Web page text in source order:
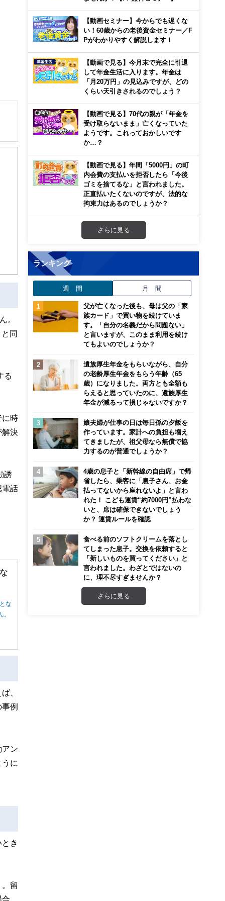
き
。
同
る
に時
解決
誘
電話
な
。
、
例
アン
に
き
留
合
【動画セミナー】今からでも遅くな
い！60歳からの老後資金セミナー／F
Pがわかりやすく解説します！
【動画で見る】今月末で完全に引退
して年金生活に入ります。年金は
「月20万円」の見込みですが、どの
くらい天引きされるのでしょう？
【動画で見る】70代の親が「年金を
受け取らないまま」亡くなっていた
ようです。これっておかしいです
か…？
【動画で見る】年間「5000円」の町
内会費の支払いを拒否したら「今後
ゴミを捨てるな」と言われました。
正直払いたくないのですが、法的な
拘束力はあるのでしょうか？
さらに見る
ランキング
週 間 月 間
父が亡くなった後も、母は父の「家
族カード」で買い物を続けていま
す。「自分の名義だから問題ない」
と言いますが、このまま利用を続け
てもよいのでしょうか？
遺族厚生年金をもらいながら、自分
の老齢厚生年金をもらう年齢（65
歳）になりました。両方とも全額も
らえると思っていたのに、遺族厚生
年金が減るって損じゃないですか？
娘夫婦が仕事の日は毎日孫の夕飯を
作っています。家計への負担も増え
てきましたが、祖父母なら無償で協
力するのが普通でしょうか？
4歳の息子と「新幹線の自由席」で帰
省したら、乗客に「息子さん、お金
払ってないから座れないよ」と言わ
れた！ こども運賃“約7000円”払わな
いと、席は確保できないでしょう
か？ 運賃ルールを確認
食べる前のソフトクリームを落とし
てしまった息子。交換を依頼すると
「新しいものを買ってください」と
言われました。わざとではないの
に、理不尽すぎませんか？
さらに見る